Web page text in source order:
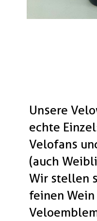
Unsere
echte
Velofans
(auch
Wir stellen
feinen Wein